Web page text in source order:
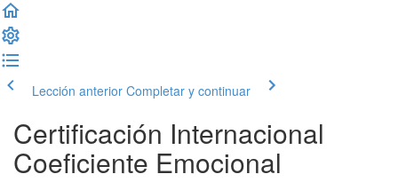
Lección anterior Completar y continuar
Certificación Internacional
Coeficiente Emocional